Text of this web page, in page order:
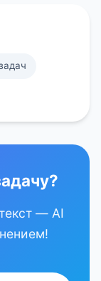
— AI